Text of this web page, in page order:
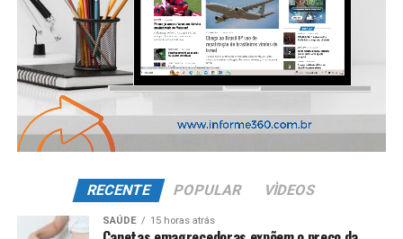
RECENTE POPULAR VÌDEOS
SAÚDE 15 horas atrás